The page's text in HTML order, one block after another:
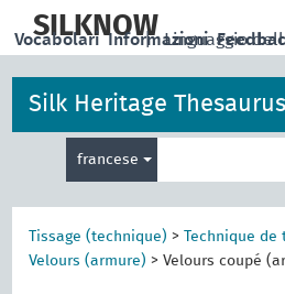
main
SILKNOW
| Linguaggio
Vocabolari Informazioni
Silk Heritage Thesaurus
francese
per
la
ricerca
Tissage (technique) > Technique
Velours (armure) >Velours coupé